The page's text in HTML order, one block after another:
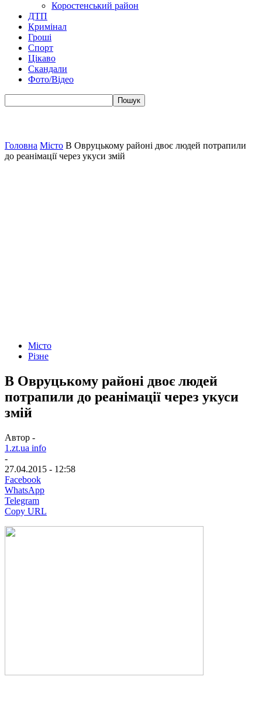
Коростенський район
ДТП
Кримінал
Гроші
Спорт
Цікаво
Скандали
Фото/Відео
Головна Місто В Овруцькому районі двоє людей потрапили
до реанімації через укуси змій
Місто
Різне
В Овруцькому районі двоє людей
потрапили до реанімації через укуси
змій
Автор -
1.zt.ua info
-
27.04.2015 - 12:58
Facebook
WhatsApp
Telegram
Copy URL